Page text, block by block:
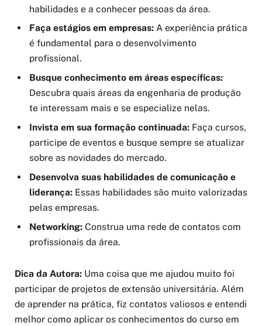
habilidades e a conhecer pessoas da área.
Faça estágios em empresas: A experiência prática
é fundamental para o desenvolvimento
profissional.
Busque conhecimento em áreas específicas:
Descubra quais áreas da engenharia de produção
te interessam mais e se especialize nelas.
Invista em sua formação continuada: Faça cursos,
participe de eventos e busque sempre se atualizar
sobre as novidades do mercado.
Desenvolva suas habilidades de comunicação e
liderança: Essas habilidades são muito valorizadas
pelas empresas.
Networking: Construa uma rede de contatos com
profissionais da área.
Dica da Autora: Uma coisa que me ajudou muito foi
participar de projetos de extensão universitária. Além
de aprender na prática, fiz contatos valiosos e entendi
melhor como aplicar os conhecimentos do curso em